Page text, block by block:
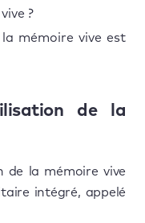
?
mémoire vive est
de la
de la mémoire vive
intégré, appelé